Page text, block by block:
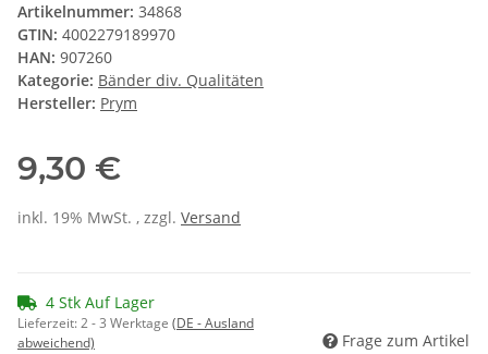
Artikelnummer: 34868
GTIN: 4002279189970
HAN: 907260
Kategorie: Bänder div. Qualitäten
Hersteller: Prym
9,30 €
inkl. 19% MwSt. , zzgl. Versand
4 Stk Auf Lager
Lieferzeit:2 - 3 Werktage (DE - Ausland
abweichend)
Frage zum Artikel